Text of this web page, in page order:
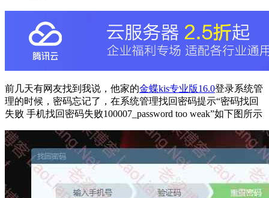
前几天有网友找到我说，他家的金蝶kis专业版16.0登录系统管
理的时候，密码忘记了，在系统管理找回密码提示“密码找回
失败 手机找回密码失败100007_password too weak”如下图所示